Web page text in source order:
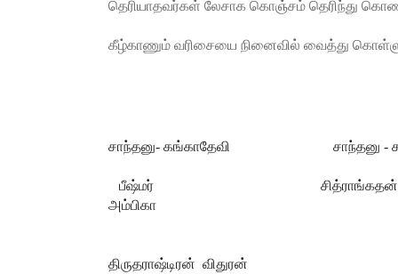
தெரியாதவர்கள் லேசாக கொஞ்சம் தெரிந்து
கீழ்காணும் வரிசையை நினைவில் வைத்து
சாந்தனு- கங்காதேவி சாந்தனு -
பீஷ்மர்
அம்பிகா
திருதராஷ்டிரன் விதுரன்